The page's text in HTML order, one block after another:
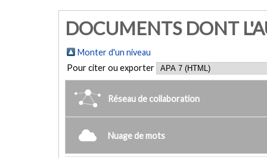
DOCUMENTS DONT
Monter d'un niveau
Pour citer ou exporter
Réseau de collaboration
Nuage de mots